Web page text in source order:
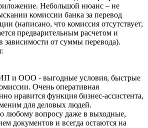
Небольшой нюанс – не
комиссии банка за перевод
(написано, что комиссия отсутствует,
предварительным расчетом и
зависимости от суммы перевода).
и ООО - выгодные условия, быстрые
Очень оперативная
нравится функция бизнес-ассистента,
для деловых людей.
любому вопросу даже в выходные,
документов и всегда остаются на